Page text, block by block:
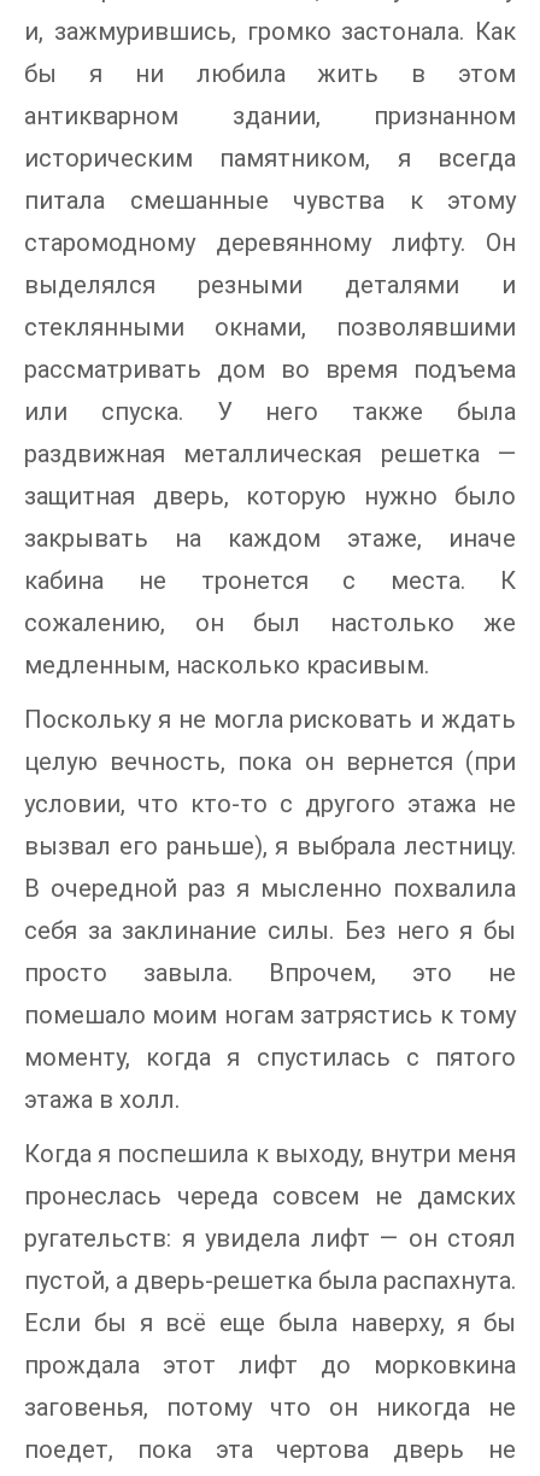
и, зажмурившись, громко застонала. Как
бы я ни любила жить в этом
антикварном здании, признанном
историческим памятником, я всегда
питала смешанные чувства к этому
старомодному деревянному лифту. Он
выделялся резными деталями и
стеклянными окнами, позволявшими
рассматривать дом во время подъема
или спуска. У него также была
раздвижная металлическая решетка —
защитная дверь, которую нужно было
закрывать на каждом этаже, иначе
кабина не тронется с места. К
сожалению, он был настолько же
медленным, насколько красивым.
Поскольку я не могла рисковать и ждать
целую вечность, пока он вернется (при
условии, что кто-то с другого этажа не
вызвал его раньше), я выбрала лестницу.
В очередной раз я мысленно похвалила
себя за заклинание силы. Без него я бы
просто завыла. Впрочем, это не
помешало моим ногам затрястись к тому
моменту, когда я спустилась с пятого
этажа в холл.
Когда я поспешила к выходу, внутри меня
пронеслась череда совсем не дамских
ругательств: я увидела лифт — он стоял
пустой, а дверь-решетка была распахнута.
Если бы я всё еще была наверху, я бы
прождала этот лифт до морковкина
заговенья, потому что он никогда не
поедет, пока эта чертова дверь не